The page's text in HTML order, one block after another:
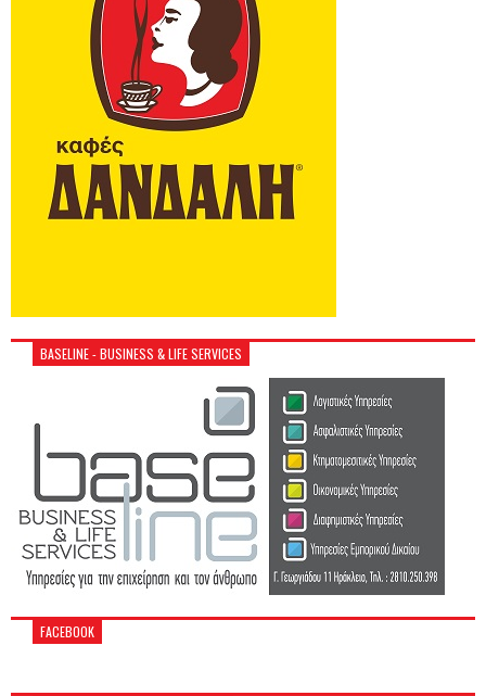
BASELINE - BUSINESS & LIFE SERVICES
FACEBOOK